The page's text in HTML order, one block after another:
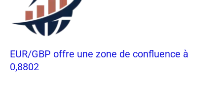
EUR/GBP offre une zone de confluence à
0,8802